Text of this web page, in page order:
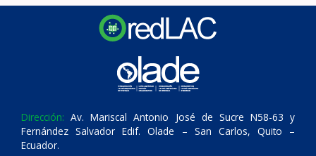
Dirección: Av. Mariscal Antonio José de Sucre N58-63 y
Fernández Salvador Edif. Olade – San Carlos, Quito –
Ecuador.